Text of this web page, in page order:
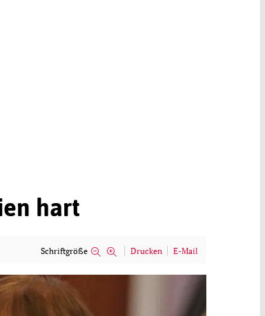
hart
Schriftgröße Drucken E-Mail